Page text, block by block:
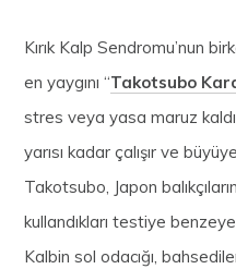
Kırık Kalp Sendromu’nun
en yaygını “Takotsubo
stres veya yasa maruz
yarısı kadar çalışır ve
Takotsubo, Japon
kullandıkları testiye
Kalbin sol odacığı,